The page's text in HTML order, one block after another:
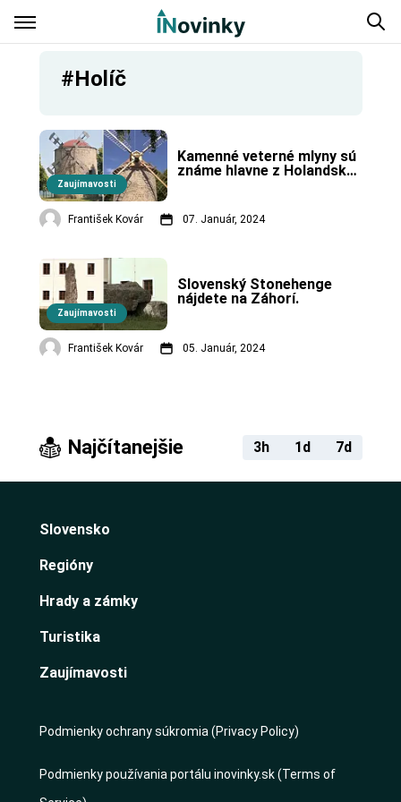
#Holíč
Zaujímavosti
Kamenné veterné mlyny sú
známe hlavne z Holandska,
František Kovár 07. Január, 2024
Zaujímavosti
Slovenský Stonehenge
nájdete na Záhorí.
František Kovár 05. Január, 2024
Najčítanejšie 3h 1d 7d
Slovensko
Regióny
Hrady a zámky
Turistika
Zaujímavosti
Podmienky ochrany súkromia (Privacy Policy)
Podmienky používania portálu inovinky.sk (Terms of